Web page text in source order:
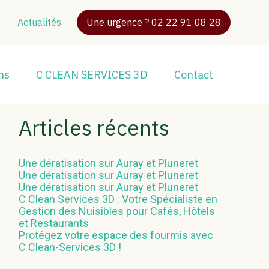
Actualités Une urgence ? 02 22 91 08 28
C CLEAN SERVICES 3D Contact
Blog
Rechercher
Articles récents
Une dératisation sur Auray et Pluneret
Une dératisation sur Auray et Pluneret
Une dératisation sur Auray et Pluneret
C Clean Services 3D : Votre Spécialiste en
Gestion des Nuisibles pour Cafés, Hôtels
et Restaurants
Protégez votre espace des fourmis avec
C Clean-Services 3D !